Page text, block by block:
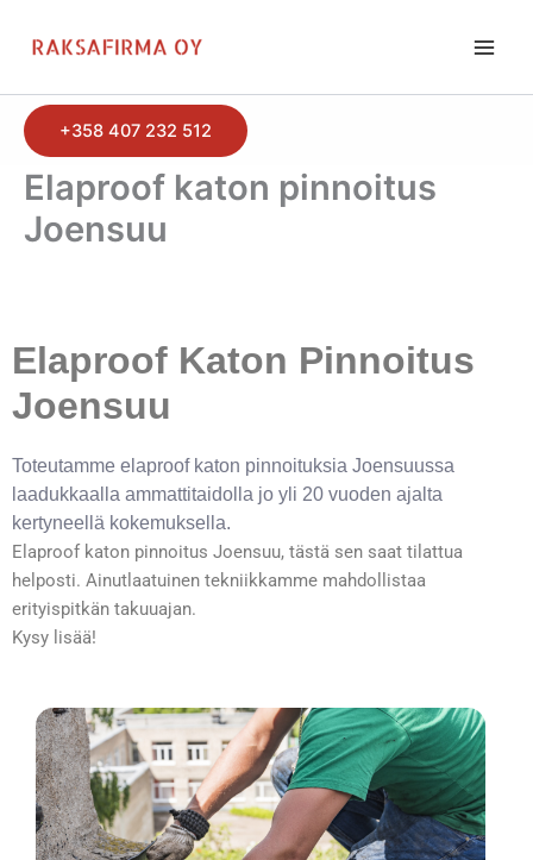
sisältöön
+358 407 232 512
Elaproof katon pinnoitus
Joensuu
Elaproof Katon Pinnoitus
Joensuu
Toteutamme elaproof katon pinnoituksia Joensuussa
laadukkaalla ammattitaidolla jo yli 20 vuoden ajalta
kertyneellä kokemuksella.
Elaproof katon pinnoitus Joensuu, tästä sen saat tilattua
helposti. Ainutlaatuinen tekniikkamme mahdollistaa
erityispitkän takuuajan.
Kysy lisää!